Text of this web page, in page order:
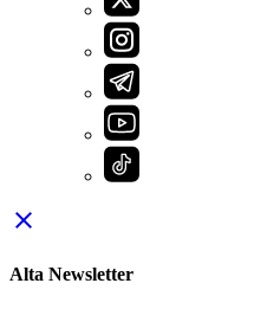
close
Alta Newsletter